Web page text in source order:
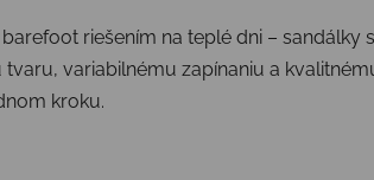
riešením na teplé dni –
variabilnému zapínaniu a
kroku.